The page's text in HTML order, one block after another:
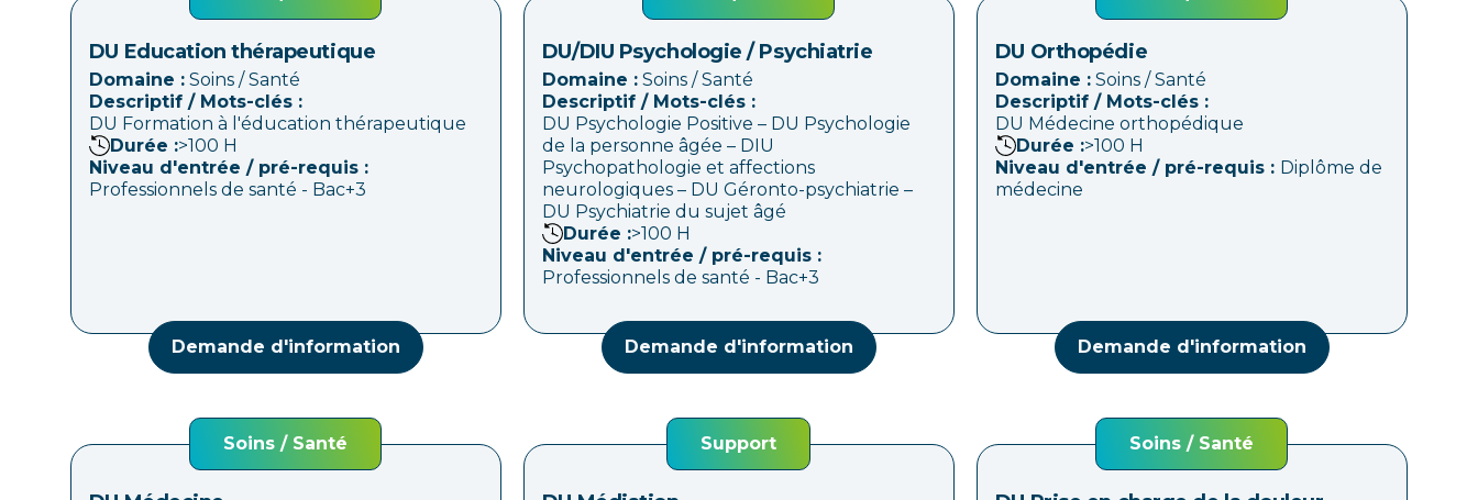
DU Education thérapeutique
Domaine : Soins / Santé
Descriptif / Mots-clés :
DU Formation à l'éducation thérapeutique
Durée :>100 H
Niveau d'entrée / pré-requis :
Professionnels de santé - Bac+3
Demande d'information
DU/DIU Psychologie / Psychiatrie
Domaine : Soins / Santé
Descriptif / Mots-clés :
DU Psychologie Positive – DU Psychologie
de la personne âgée – DIU
Psychopathologie et affections
neurologiques – DU Géronto-psychiatrie –
DU Psychiatrie du sujet âgé
Durée :>100 H
Niveau d'entrée / pré-requis :
Professionnels de santé - Bac+3
Demande d'information
DU Orthopédie
Domaine : Soins / Santé
Descriptif / Mots-clés :
DU Médecine orthopédique
Durée :>100 H
Niveau d'entrée / pré-requis : Diplôme de
médecine
Demande d'information
Soins / Santé Support Soins / Santé